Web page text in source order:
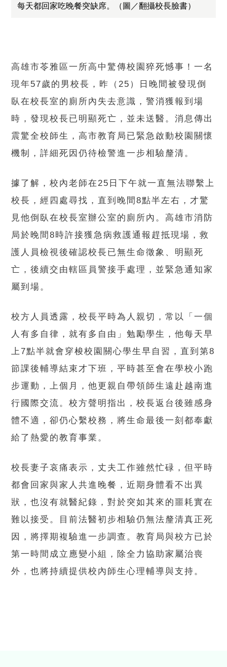
每天都回家吃晚餐突缺席。（圖／翻攝校長臉書）
高雄市苓雅區一所高中驚傳校園猝死憾事！一名
現年57歲的男校長，昨（25）日晚間被發現倒
臥在校長室的廁所內失去意識，警消獲報到場
時，發現校長已明顯死亡，並未送醫。消息傳出
震驚全校師生，高市教育局已緊急啟動校園關懷
機制，詳細死因仍待檢警進一步相驗釐清。
據了解，校內老師在25日下午就一直無法聯繫上
校長，經四處尋找，直到晚間8點半左右，才驚
見他倒臥在校長室辦公室的廁所內。高雄市消防
局於晚間8時許接獲急病救護通報趕抵現場，救
護人員檢視後確認校長已無生命徵象、明顯死
亡，後續交由轄區員警接手處理，並緊急通知家
屬到場。
校方人員透露，校長平時為人親切，常以「一個
人有多自律，就有多自由」勉勵學生，他每天早
上7點半就會穿梭校園關心學生早自習，直到第8
節課後輔導結束才下班，平時甚至會在學校小跑
步運動，上個月，他更親自帶領師生遠赴越南進
行國際交流。校方聲明指出，校長返台後雖感身
體不適，卻仍心繫校務，將生命最後一刻都奉獻
給了熱愛的教育事業。
校長妻子哀痛表示，丈夫工作雖然忙碌，但平時
都會回家與家人共進晚餐，近期身體看不出異
狀，也沒有就醫紀錄，對於突如其來的噩耗實在
難以接受。目前法醫初步相驗仍無法釐清真正死
因，將擇期複驗進一步調查。教育局與校方已於
第一時間成立應變小組，除全力協助家屬治喪
外，也將持續提供校內師生心理輔導與支持。